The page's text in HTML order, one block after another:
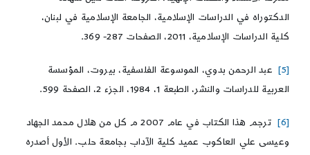
الدكتوراه في الدراسات الإسلامية، الجامعة الإسلامية في لبنان،
كلية الدراسات الإسلامية، 2011، الصفحات 287- 369.
[5]
عبد الرحمن بدوي، الموسوعة الفلسفية، بيروت، المؤسسة
العربية للدراسات والنشر، الطبعة 1، 1984، الجزء 2، الصفحة 599.
[6]
ترجم هذا الكتاب في عام 2007 م كل من هلال محمد الجهاد
وعيسى علي العاكوب عميد كلية الآداب بجامعة حلب. الأول أصدره